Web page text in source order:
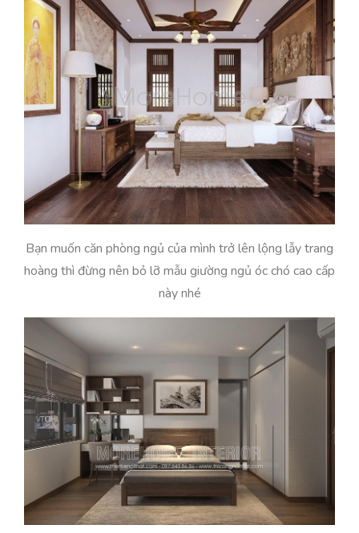
Bạn muốn căn phòng ngủ của mình trở lên lộng lẫy trang
hoàng thì đừng nên bỏ lỡ mẫu giường ngủ óc chó cao cấp
này nhé